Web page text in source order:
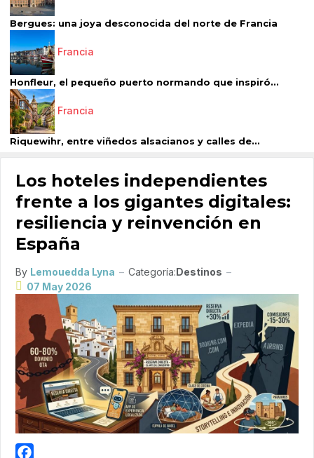
Bergues: una joya desconocida del norte de Francia
Francia
Honfleur, el pequeño puerto normando que inspiró...
Francia
Riquewihr, entre viñedos alsacianos y calles de...
Los hoteles independientes
frente a los gigantes digitales:
resiliencia y reinvención en
España
By Lemouedda Lyna Categoría:Destinos
07 May 2026